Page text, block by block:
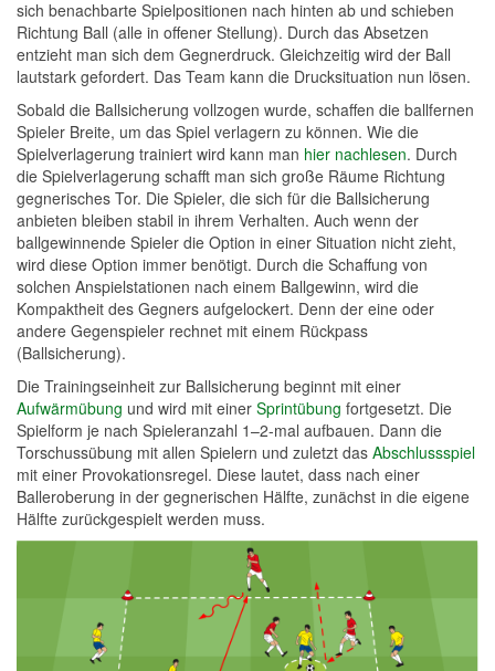
sich benachbarte Spielpositionen nach hinten ab und schieben
Richtung Ball (alle in offener Stellung). Durch das Absetzen
entzieht man sich dem Gegnerdruck. Gleichzeitig wird der Ball
lautstark gefordert. Das Team kann die Drucksituation nun lösen.
Sobald die Ballsicherung vollzogen wurde, schaffen die ballfernen
Spieler Breite, um das Spiel verlagern zu können. Wie die
Spielverlagerung trainiert wird kann man hier nachlesen. Durch
die Spielverlagerung schafft man sich große Räume Richtung
gegnerisches Tor. Die Spieler, die sich für die Ballsicherung
anbieten bleiben stabil in ihrem Verhalten. Auch wenn der
ballgewinnende Spieler die Option in einer Situation nicht zieht,
wird diese Option immer benötigt. Durch die Schaffung von
solchen Anspielstationen nach einem Ballgewinn, wird die
Kompaktheit des Gegners aufgelockert. Denn der eine oder
andere Gegenspieler rechnet mit einem Rückpass
(Ballsicherung).
Die Trainingseinheit zur Ballsicherung beginnt mit einer
Aufwärmübung und wird mit einer Sprintübung fortgesetzt. Die
Spielform je nach Spieleranzahl 1–2-mal aufbauen. Dann die
Torschussübung mit allen Spielern und zuletzt das Abschlussspiel
mit einer Provokationsregel. Diese lautet, dass nach einer
Balleroberung in der gegnerischen Hälfte, zunächst in die eigene
Hälfte zurückgespielt werden muss.